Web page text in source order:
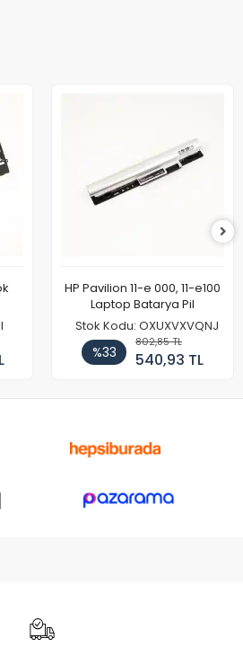
HP Pavilion 11-e 000, 11-e100
Laptop Batarya Pil
Stok Kodu: OXUXVXVQNJ
%33
802,85 TL
540,93 TL